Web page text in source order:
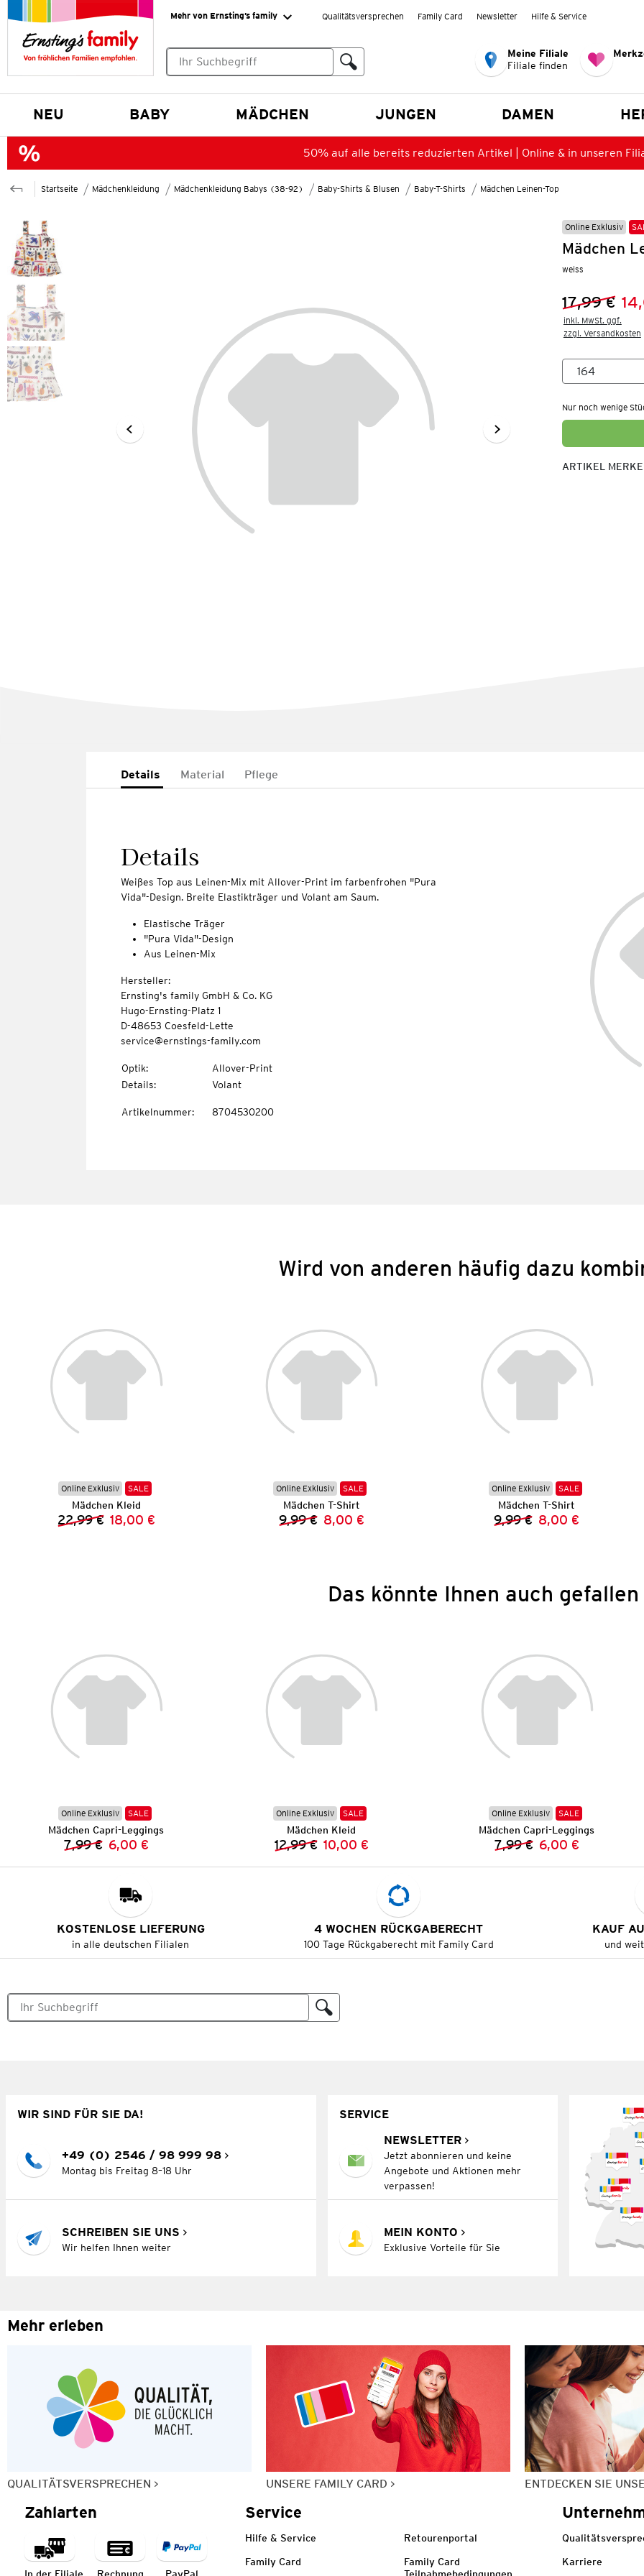
Mehr von Ernsting’s family Qualitätsversprechen Family Card Newsletter Hilfe & Service
Meine Filiale
Filiale finden
NEU BABY MÄDCHEN JUNGEN DAMEN
50% auf alle bereits reduzierten Artikel | Online & in unseren
Startseite Mädchenkleidung Mädchenkleidung Babys (38-92) Baby-Shirts & Blusen Baby-T-Shirts Mädchen Leinen-Top
Online Exklusiv
Mädchen
weiss
Vorheriger
17,99 €
Neuer
inkl. MwSt. ggf.
zzgl. Versandkosten
Nur noch wenige
ARTIKEL
Details Material Pflege
Details
Weißes Top aus Leinen-Mix mit Allover-Print im farbenfrohen "Pura
Vida"-Design. Breite Elastikträger und Volant am Saum.
Elastische Träger
"Pura Vida"-Design
Aus Leinen-Mix
Hersteller:
Ernsting's family GmbH & Co. KG
Hugo-Ernsting-Platz 1
D-48653 Coesfeld-Lette
service@ernstings-family.com
Optik:
Allover-Print
Details: Volant
Artikelnummer: 8704530200
Wird von anderen häufig dazu
Online Exklusiv SALE
Mädchen Kleid
Vorheriger Preis:
22,99 € Neuer Preis:
18,00 €
Online Exklusiv SALE
Mädchen T-Shirt
Vorheriger Preis:
9,99 € Neuer Preis:
8,00 €
Online Exklusiv SALE
Mädchen T-Shirt
Vorheriger Preis:
9,99 € Neuer Preis:
8,00 €
Das könnte Ihnen auch gefallen
Online Exklusiv SALE
Mädchen Capri-Leggings
Vorheriger Preis:
7,99 € Neuer Preis:
6,00 €
Online Exklusiv SALE
Mädchen Kleid
Vorheriger Preis:
12,99 € Neuer Preis:
10,00 €
Online Exklusiv SALE
Mädchen Capri-Leggings
Vorheriger Preis:
7,99 € Neuer Preis:
6,00 €
KOSTENLOSE LIEFERUNG
in alle deutschen Filialen
4 WOCHEN RÜCKGABERECHT
100 Tage Rückgaberecht mit Family Card
KAUF
und
WIR SIND FÜR SIE DA!
+49 (0) 2546 / 98 999 98
Montag bis Freitag 8–18 Uhr
SCHREIBEN SIE UNS
Wir helfen Ihnen weiter
SERVICE
NEWSLETTER
Jetzt abonnieren und keine
Angebote und Aktionen mehr
verpassen!
MEIN KONTO
Exklusive Vorteile für Sie
Mehr erleben
QUALITÄTSVERSPRECHEN UNSERE FAMILY CARD ENTDECKEN SIE
Zahlarten Service
Hilfe & Service Retourenportal
Family Card
Family Card
Karriere